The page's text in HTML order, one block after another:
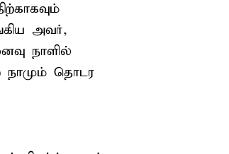
அவர்,
நாளில்
தொடர